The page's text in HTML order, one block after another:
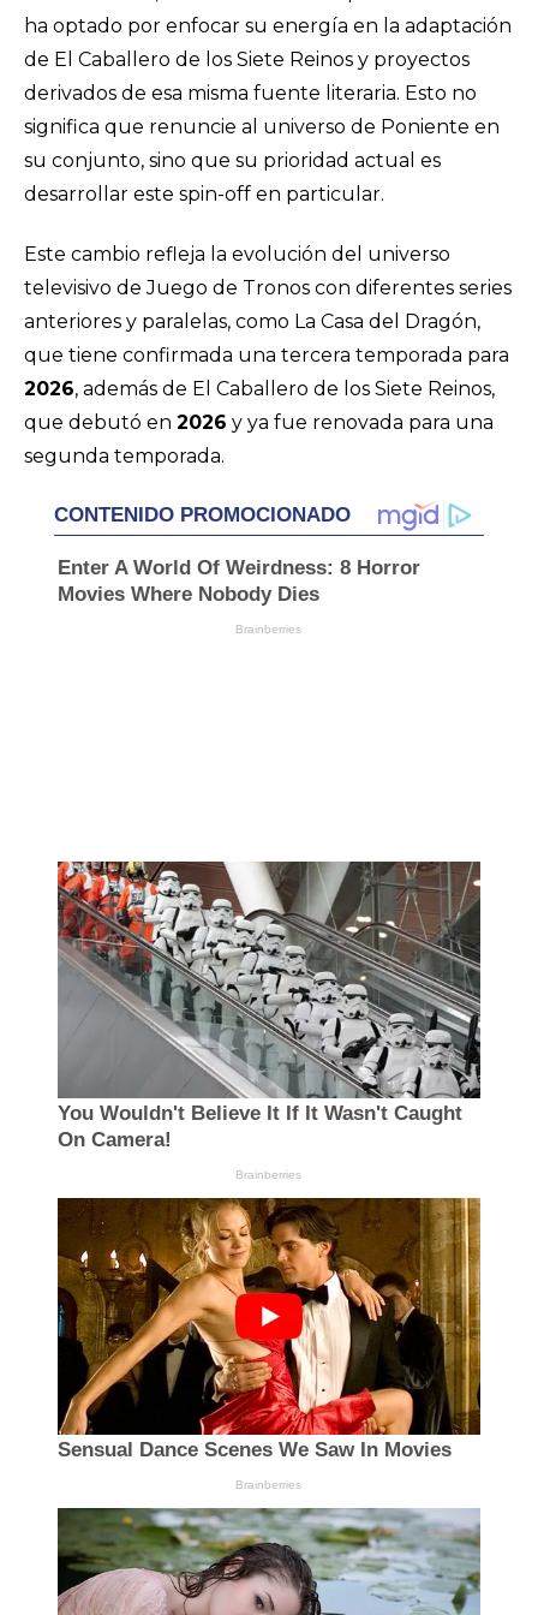
ha optado por enfocar su energía en la adaptación
de El Caballero de los Siete Reinos y proyectos
derivados de esa misma fuente literaria. Esto no
significa que renuncie al universo de Poniente en
su conjunto, sino que su prioridad actual es
desarrollar este spin-off en particular.
Este cambio refleja la evolución del universo
televisivo deJuego de Tronos con diferentes series
anteriores y paralelas, como La Casa del Dragón,
que tiene confirmada una tercera temporada para
2026, además de El Caballero de los Siete Reinos,
que debutó en 2026 y ya fue renovada para una
segunda temporada.